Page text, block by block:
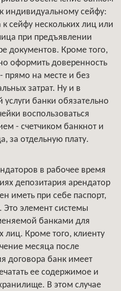
индивидуальному сейфу:
сейфу нескольких лиц или
при предъявлении
документов. Кроме того,
оформить доверенность
прямо на месте и без
затрат. Ну и в
услуги банки обязательно
воспользоваться
- счетчиком банкнот и
за отдельную плату.
в рабочее время
депозитария арендатор
иметь при себе паспорт,
элемент системы
банками для
лиц. Кроме того, клиенту
месяца после
договора банк имеет
ее содержимое и
В этом случае